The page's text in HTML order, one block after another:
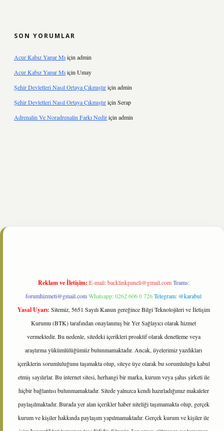
SON YORUMLAR
Acur Kabız Yapar Mıiçin admin
Acur Kabız Yapar Mıiçin Umay
Şehir Devletleri Nasıl Ortaya Çıkmıştıriçin admin
Şehir Devletleri Nasıl Ortaya Çıkmıştıriçin Serap
Adrenalin Ve Noradrenalin Farkı Nediriçin admin
Reklam ve İletişim: E-mail:backlinkpaneli@gmail.com Teams:
forumhizmeti@gmail.comWhatsapp: 0262 606 0 726Telegram: @karabul
Yasal Uyarı: Sitemiz, 5651 Sayılı Kanun gereğince Bilgi Teknolojileri ve İletişim
Kurumu (BTK) tarafından onaylanmış bir Yer Sağlayıcı olarak hizmet
vermektedir. Bu nedenle, sitedeki içerikleri proaktif olarak denetleme veya
araştırma yükümlülüğümüz bulunmamaktadır. Ancak, üyelerimiz yazdıkları
içeriklerin sorumluluğunu taşımakta olup, siteye üye olarak bu sorumluluğu kabul
etmiş sayılırlar. Bu internet sitesi, herhangi bir marka, kurum veya şahıs şirketi ile
hiçbir bağlantısı bulunmamaktadır. Sitede yalnızca kendi hazırladığımız makaleler
paylaşılmaktadır. Burada yer alan içerikler haber niteliği taşımamakta olup, gerçek
kurum ve kişiler hakkında paylaşım yapılmamaktadır. Gerçek kurum ve kişiler ile